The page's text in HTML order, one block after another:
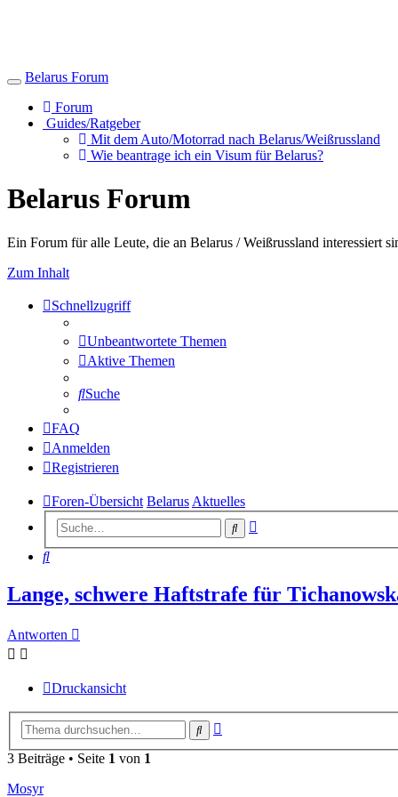
Toggle
navigation
Belarus Forum
Forum
Guides/Ratgeber
Mit dem Auto/Motorrad nach Belarus/Weißrussland
Wie beantrage ich ein Visum für Belarus?
Belarus Forum
Ein Forum für alle Leute, die an Belarus / Weißrussland interessiert
Zum Inhalt
Schnellzugriff
Unbeantwortete Themen
Aktive Themen
Suche
FAQ
Anmelden
Registrieren
Foren-Übersicht Belarus Aktuelles
Suche
Suche
Lange, schwere Haftstrafe für
Antworten
Druckansicht
Suche
3 Beiträge • Seite 1 von 1
Mosyr